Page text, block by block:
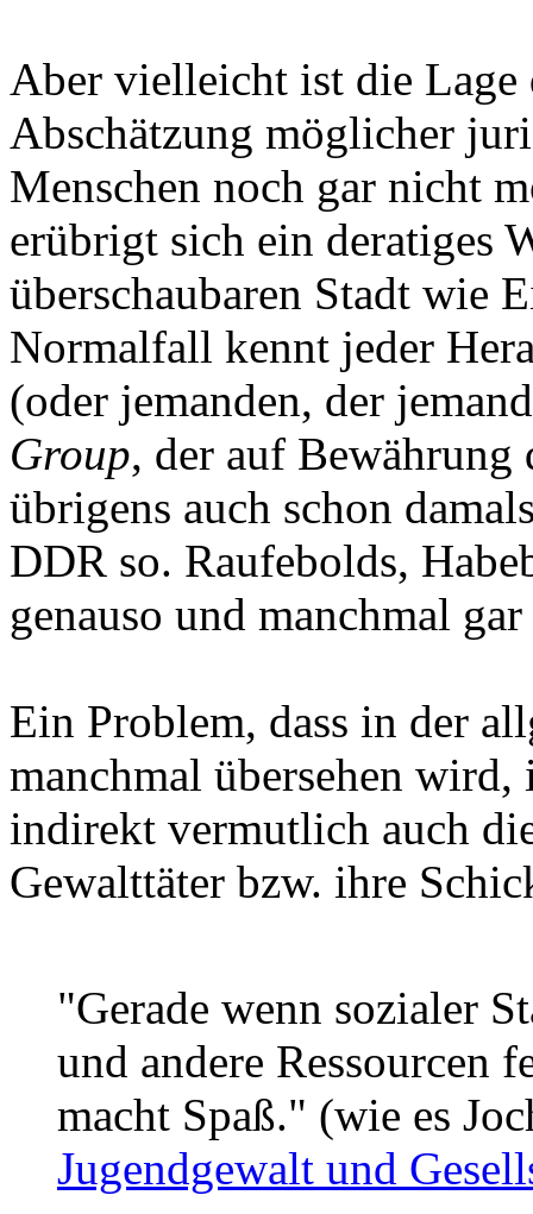
Aber vielleicht ist die Lage
Abschätzung möglicher
Menschen noch gar nicht
erübrigt sich ein deratiges
überschaubaren Stadt wie
Normalfall kennt jeder
(oder jemanden, der
Group, der auf
übrigens auch schon
DDR so. Raufebolds,
genauso und manchmal
Ein Problem, dass in der
manchmal übersehen
indirekt vermutlich auch
Gewalttäter bzw. ihre
"Gerade wenn sozialer
und andere Ressourcen
macht Spaß." (wie es
Jugendgewalt und